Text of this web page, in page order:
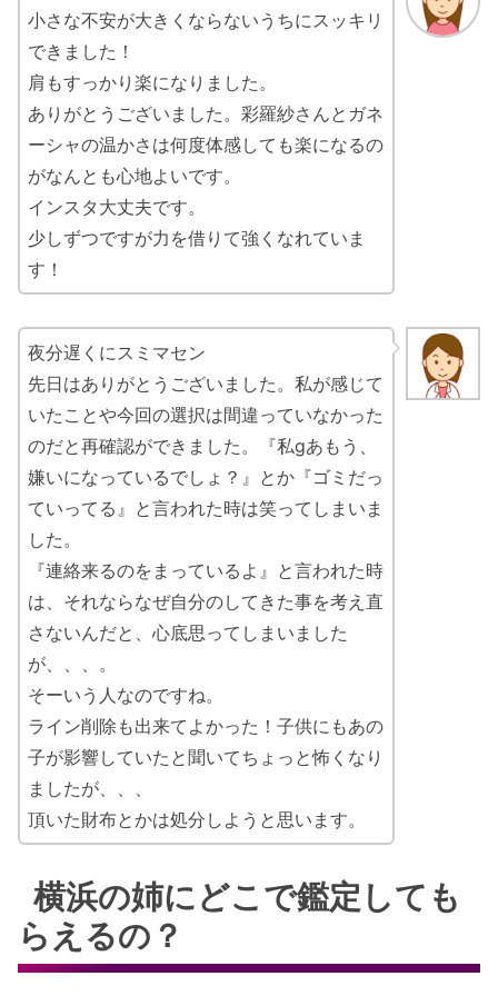
小さな不安が大きくならないうちにスッキリ
できました！
肩もすっかり楽になりました。
ありがとうございました。彩羅紗さんとガネ
ーシャの温かさは何度体感しても楽になるの
がなんとも心地よいです。
インスタ大丈夫です。
少しずつですが力を借りて強くなれていま
す！
夜分遅くにスミマセン
先日はありがとうございました。私が感じて
いたことや今回の選択は間違っていなかった
のだと再確認ができました。『私gあもう、
嫌いになっているでしょ？』とか『ゴミだっ
ていってる』と言われた時は笑ってしまいま
した。
『連絡来るのをまっているよ』と言われた時
は、それならなぜ自分のしてきた事を考え直
さないんだと、心底思ってしまいました
が、、、。
そーいう人なのですね。
ライン削除も出来てよかった！子供にもあの
子が影響していたと聞いてちょっと怖くなり
ましたが、、、
頂いた財布とかは処分しようと思います。
横浜の姉にどこで鑑定しても
らえるの？